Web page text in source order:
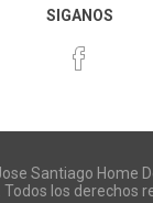
SIGANOS
Santiago Home
Todos los derechos